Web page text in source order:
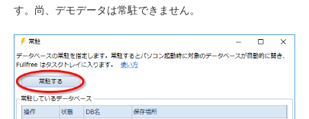
す。尚、デモデータは常駐できません。